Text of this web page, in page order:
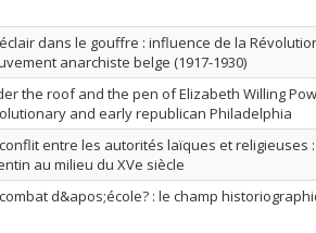
dans le gouffre : influence de la
anarchiste belge (1917-1930)
the roof and the pen of Elizabeth Willing
and early republican Philadelphia
entre les autorités laïques et
au milieu du XVe siècle
d&apos;école? : le champ